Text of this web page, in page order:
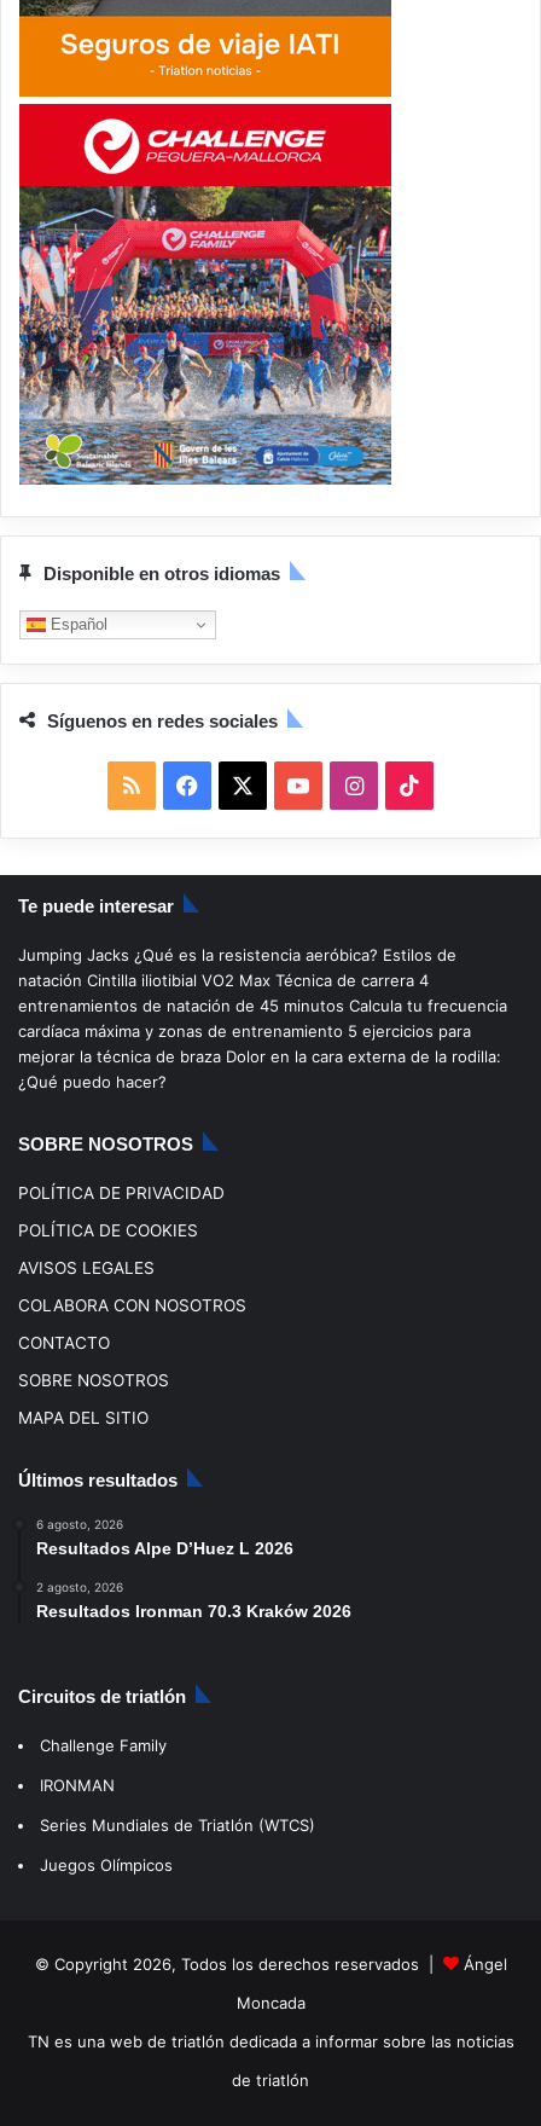
Disponible en otros idiomas
Español
Síguenos en redes sociales
S
S
a
c
b
o
o
u
u
b
I
n
s
a
g
i
k
o
k
Te puede interesar
Jumping Jacks ¿Qué es la resistencia aeróbica? Estilos de
natación Cintilla iliotibial VO2 Max Técnica de carrera 4
entrenamientos de natación de 45 minutos Calcula tu frecuencia
cardíaca máxima y zonas de entrenamiento 5 ejercicios para
mejorar la técnica de braza Dolor en la cara externa de la rodilla:
¿Qué puedo hacer?
SOBRE NOSOTROS
POLÍTICA DE PRIVACIDAD
POLÍTICA DE COOKIES
AVISOS LEGALES
COLABORA CON NOSOTROS
CONTACTO
SOBRE NOSOTROS
MAPA DEL SITIO
Últimos resultados
6 agosto, 2026
Resultados Alpe D’Huez L 2026
2 agosto, 2026
Resultados Ironman 70.3 Kraków 2026
Circuitos de triatlón
Challenge Family
IRONMAN
Series Mundiales de Triatlón (WTCS)
Juegos Olímpicos
© Copyright 2026, Todos los derechos reservados |
Ángel
Moncada
TN es una web de triatlón dedicada a informar sobre las noticias
de triatlón